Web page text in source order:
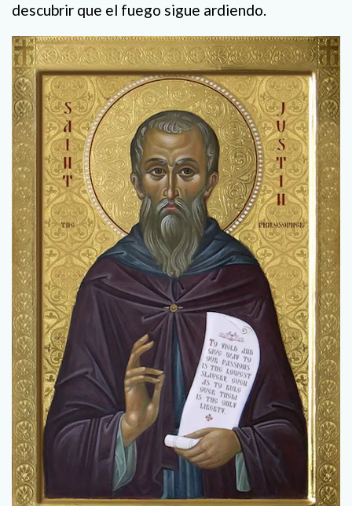
descubrir que el fuego sigue ardiendo.